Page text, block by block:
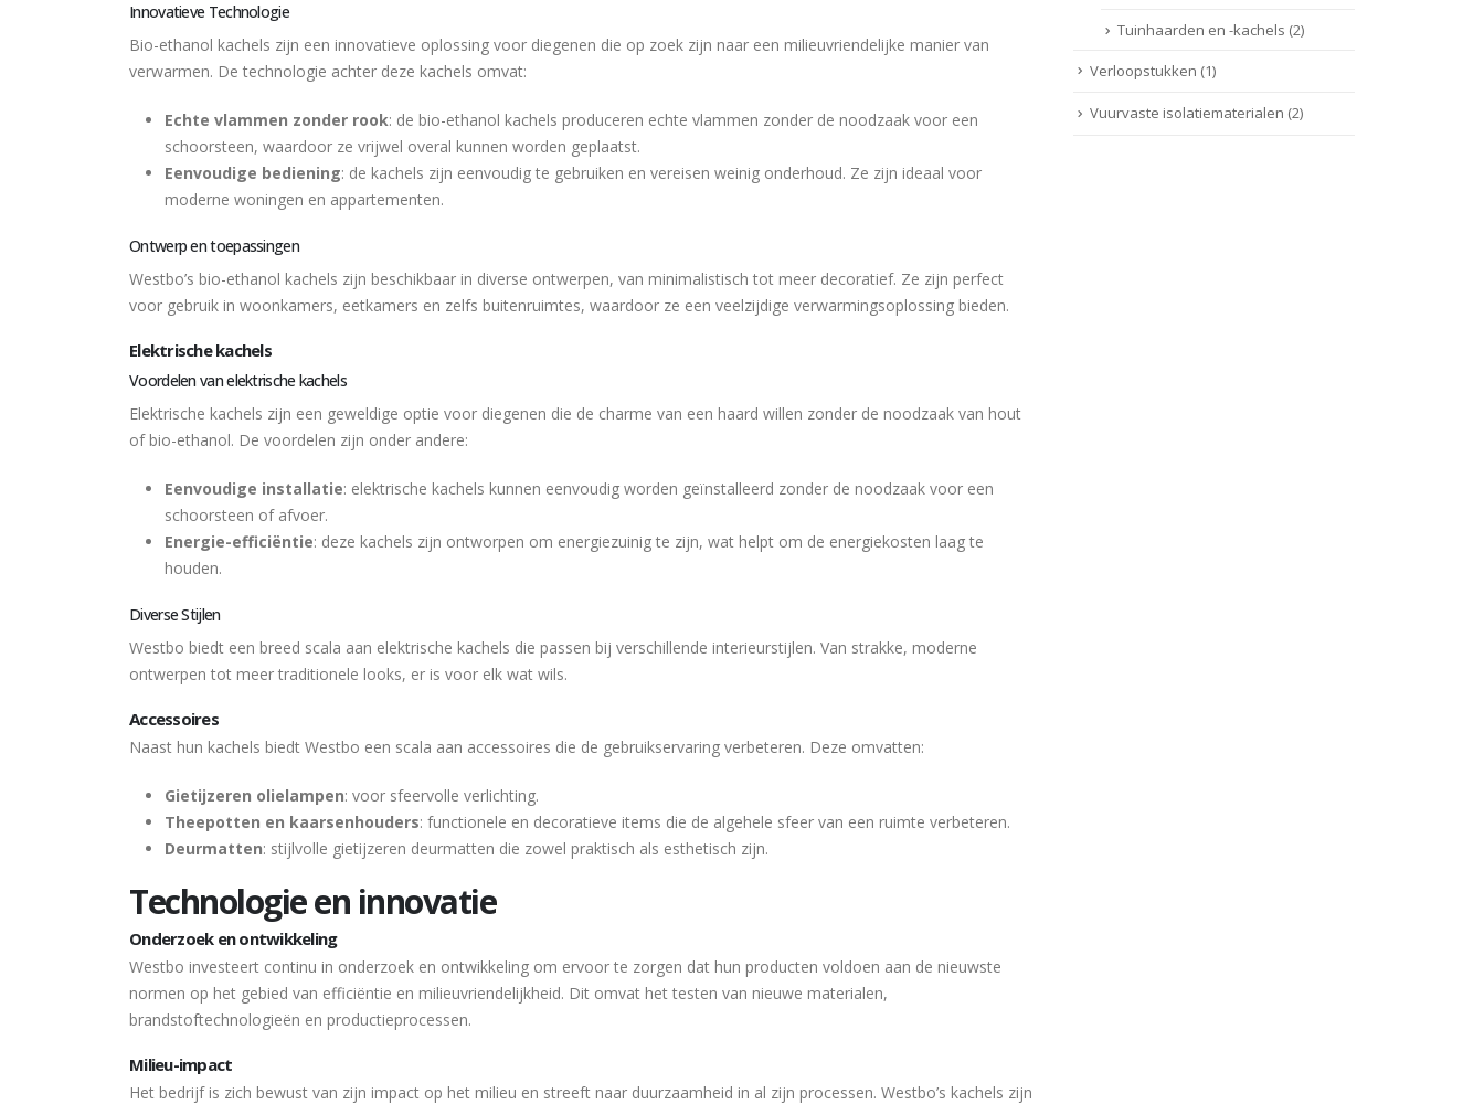
Innovatieve Technologie
Bio-ethanol kachels zijn een innovatieve oplossing voor diegenen die op zoek zijn naar een milieuvriendelijke manier van
verwarmen. De technologie achter deze kachels omvat:
Echte vlammen zonder rook: de bio-ethanol kachels produceren echte vlammen zonder de noodzaak voor een
schoorsteen, waardoor ze vrijwel overal kunnen worden geplaatst.
Eenvoudige bediening: de kachels zijn eenvoudig te gebruiken en vereisen weinig onderhoud. Ze zijn ideaal voor
moderne woningen en appartementen.
Ontwerp en toepassingen
Westbo’s bio-ethanol kachels zijn beschikbaar in diverse ontwerpen, van minimalistisch tot meer decoratief. Ze zijn perfect
voor gebruik in woonkamers, eetkamers en zelfs buitenruimtes, waardoor ze een veelzijdige verwarmingsoplossing bieden.
Elektrische kachels
Voordelen van elektrische kachels
Elektrische kachels zijn een geweldige optie voor diegenen die de charme van een haard willen zonder de noodzaak van hout
of bio-ethanol. De voordelen zijn onder andere:
Eenvoudige installatie: elektrische kachels kunnen eenvoudig worden geïnstalleerd zonder de noodzaak voor een
schoorsteen of afvoer.
Energie-efficiëntie: deze kachels zijn ontworpen om energiezuinig te zijn, wat helpt om de energiekosten laag te
houden.
Diverse Stijlen
Westbo biedt een breed scala aan elektrische kachels die passen bij verschillende interieurstijlen. Van strakke, moderne
ontwerpen tot meer traditionele looks, er is voor elk wat wils.
Accessoires
Naast hun kachels biedt Westbo een scala aan accessoires die de gebruikservaring verbeteren. Deze omvatten:
Gietijzeren olielampen: voor sfeervolle verlichting.
Theepotten en kaarsenhouders: functionele en decoratieve items die de algehele sfeer van een ruimte verbeteren.
Deurmatten: stijlvolle gietijzeren deurmatten die zowel praktisch als esthetisch zijn.
Technologie en innovatie
Onderzoek en ontwikkeling
Westbo investeert continu in onderzoek en ontwikkeling om ervoor te zorgen dat hun producten voldoen aan de nieuwste
normen op het gebied van efficiëntie en milieuvriendelijkheid. Dit omvat het testen van nieuwe materialen,
brandstoftechnologieën en productieprocessen.
Milieu-impact
Het bedrijf is zich bewust van zijn impact op het milieu en streeft naar duurzaamheid in al zijn processen. Westbo’s kachels zijn
Tuinhaarden en -kachels (2)
Verloopstukken (1)
Vuurvaste isolatiematerialen (2)